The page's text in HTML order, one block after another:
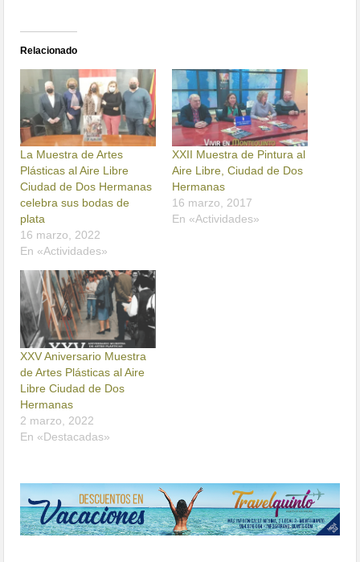
Relacionado
La Muestra de Artes
Plásticas al Aire Libre
Ciudad de Dos Hermanas
celebra sus bodas de
plata
16 marzo, 2022
En «Actividades»
XXII Muestra de Pintura al
Aire Libre, Ciudad de Dos
Hermanas
16 marzo, 2017
En «Actividades»
XXV Aniversario Muestra
de Artes Plásticas al Aire
Libre Ciudad de Dos
Hermanas
2 marzo, 2022
En «Destacadas»